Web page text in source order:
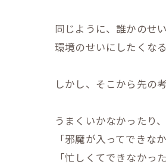
同じように、誰かのせい
環境のせいにしたくな
しかし、そこから先の
うまくいかなかったり
「邪魔が入ってできな
「忙しくてできなかっ